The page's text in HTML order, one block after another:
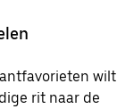
wilt
rit naar de